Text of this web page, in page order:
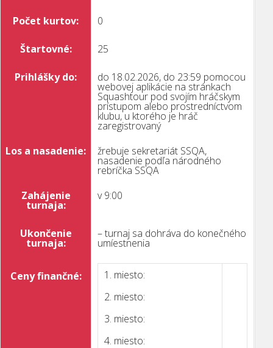
Počet kurtov: 0
Štartovné: 25
Prihlášky do: do 18.02.2026, do 23:59 pomocou
webovej aplikácie na stránkach
Squashtour pod svojím hráčskym
prístupom alebo prostredníctvom
klubu, u ktorého je hráč
zaregistrovaný
Los a nasadenie:
žrebuje sekretariát SSQA,
nasadenie podľa národného
rebríčka SSQA
Zahájenie
turnaja:
v 9:00
Ukončenie
turnaja:
– turnaj sa dohráva do konečného
umíestnenia
Ceny finančné:
1. miesto:
2. miesto:
3. miesto:
4. miesto: